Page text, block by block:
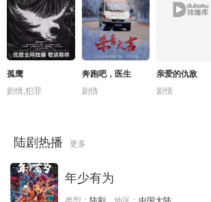
孤鹰
剧情,犯罪
奔跑吧，医生
剧情
亲爱的仇敌
剧情
陆剧热播 更多
年少有为